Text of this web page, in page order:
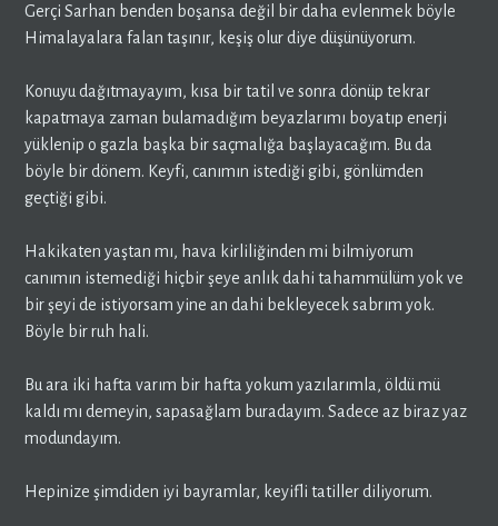
Gerçi Sarhan benden boşansa değil bir daha evlenmek böyle
Himalayalara falan taşınır, keşiş olur diye düşünüyorum.
Konuyu dağıtmayayım, kısa bir tatil ve sonra dönüp tekrar
kapatmaya zaman bulamadığım beyazlarımı boyatıp enerji
yüklenip o gazla başka bir saçmalığa başlayacağım. Bu da
böyle bir dönem. Keyfi, canımın istediği gibi, gönlümden
geçtiği gibi.
Hakikaten yaştan mı, hava kirliliğinden mi bilmiyorum
canımın istemediği hiçbir şeye anlık dahi tahammülüm yok ve
bir şeyi de istiyorsam yine an dahi bekleyecek sabrım yok.
Böyle bir ruh hali.
Bu ara iki hafta varım bir hafta yokum yazılarımla, öldü mü
kaldı mı demeyin, sapasağlam buradayım. Sadece az biraz yaz
modundayım.
Hepinize şimdiden iyi bayramlar, keyifli tatiller diliyorum.